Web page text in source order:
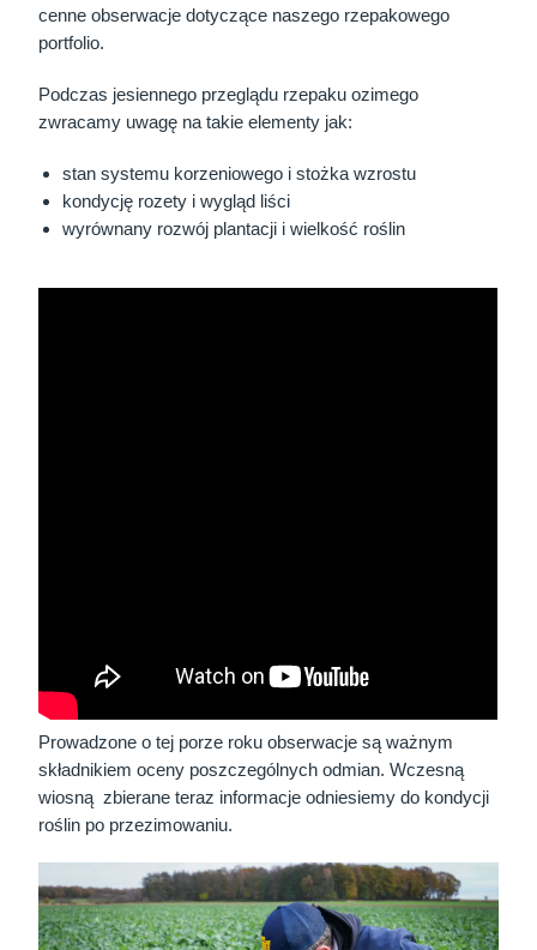
cenne obserwacje dotyczące naszego rzepakowego
portfolio.
Podczas jesiennego przeglądu rzepaku ozimego
zwracamy uwagę na takie elementy jak:
stan systemu korzeniowego i stożka wzrostu
kondycję rozety i wygląd liści
wyrównany rozwój plantacji i wielkość roślin
Prowadzone o tej porze roku obserwacje są ważnym
składnikiem oceny poszczególnych odmian. Wczesną
wiosną zbierane teraz informacje odniesiemy do kondycji
roślin po przezimowaniu.